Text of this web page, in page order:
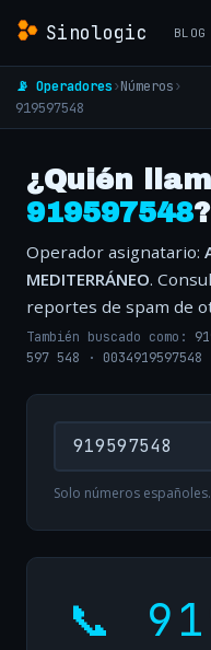
Sinologic BLOG
📡 Operadores›Números›
919597548
¿Quién
919597548?
Operador asignatario:
MEDITERRÁNEO.
reportes de spam de
También buscado como:
597 548 · 0034919597548
Solo números
📞